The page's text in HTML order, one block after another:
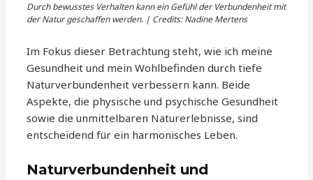
Durch bewusstes Verhalten kann ein Gefühl der Verbundenheit mit
der Natur geschaffen werden. | Credits: Nadine Mertens
Im Fokus dieser Betrachtung steht, wie ich meine
Gesundheit und mein Wohlbefinden durch tiefe
Naturverbundenheit verbessern kann. Beide
Aspekte, die physische und psychische Gesundheit
sowie die unmittelbaren Naturerlebnisse, sind
entscheidend für ein harmonisches Leben.
Naturverbundenheit und